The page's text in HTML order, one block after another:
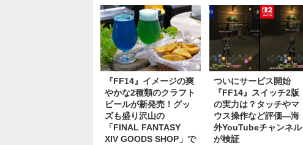
『FF14』イメージの爽
やかな2種類のクラフト
ビールが新発売！グッ
ズも盛り沢山の
「FINAL FANTASY
XIV GOODS SHOP」で
ついにサービス開始
『FF14』スイッチ2版
の実力は？タッチやマ
ウス操作など評価―海
外YouTubeチャンネル
が検証